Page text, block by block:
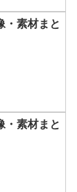
・素材まと
・素材まと